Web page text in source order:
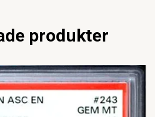
produkter